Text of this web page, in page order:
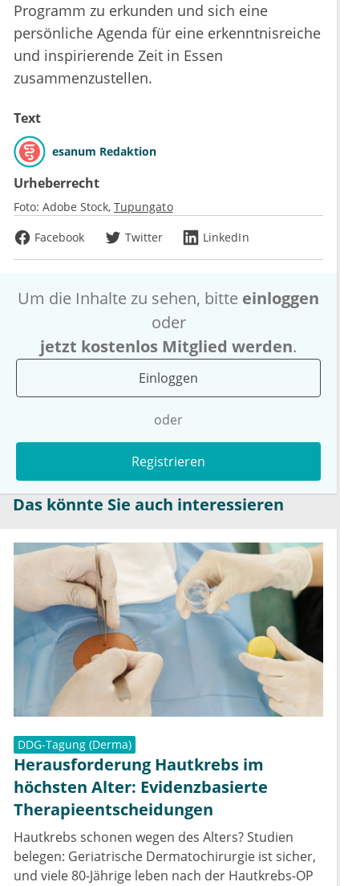
Programm zu erkunden und sich eine
persönliche Agenda für eine erkenntnisreiche
und inspirierende Zeit in Essen
zusammenzustellen.
Text
esanum Redaktion
Urheberrecht
Foto: Adobe Stock Tupungato
Facebook
Twitter LinkedIn
Um die Inhalte zu sehen, bitte einloggen
oder
jetzt kostenlos Mitglied werden.
Einloggen
oder
Registrieren
Das könnte Sie auch interessieren
DDG-Tagung (Derma)
Herausforderung Hautkrebs im
höchsten Alter: Evidenzbasierte
Therapieentscheidungen
Hautkrebs schonen wegen des Alters? Studien
belegen: Geriatrische Dermatochirurgie ist sicher,
und viele 80-Jährige leben nach der Hautkrebs-OP